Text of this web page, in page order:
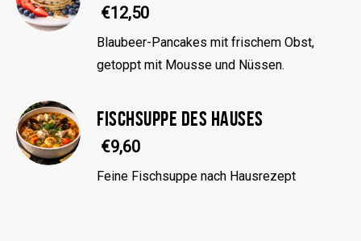
€12,50
Blaubeer-Pancakes mit frischem Obst,
getoppt mit Mousse und Nüssen.
FISCHSUPPE DES HAUSES
€9,60
Feine Fischsuppe nach Hausrezept